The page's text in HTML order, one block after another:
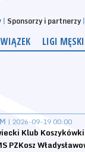
Sponsorzy i partnerzy
LIGI
| 2026-09-19 00:00
Klub Koszykówki
PZKosz